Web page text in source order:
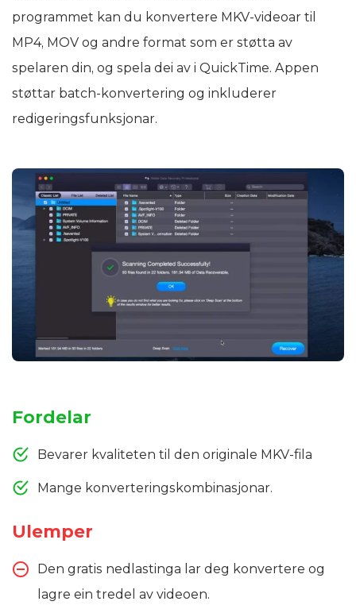
programmet kan du konvertere MKV-videoar til
MP4, MOV og andre format som er støtta av
spelaren din, og spela dei av i QuickTime. Appen
støttar batch-konvertering og inkluderer
redigeringsfunksjonar.
Fordelar
Bevarer kvaliteten til den originale MKV-fila
Mange konverteringskombinasjonar.
Ulemper
Den gratis nedlastinga lar deg konvertere og
lagre ein tredel av videoen.